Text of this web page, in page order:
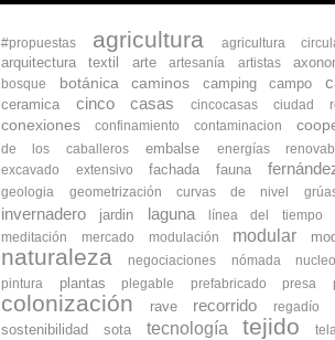
#propuestas agricultura agricultura
arquitectura textil arte artesanía artistas
bosque botánica caminos camping campo
ceramica cinco casas cincocasas ciudad
conexiones confinamiento contaminacion
de los caballeros
embalse energías
excavado extensivo fachada fauna
geologia geometrización curvas de nivel
invernadero jardin laguna línea del tiempo
meditación mercado modulación modular
naturaleza negociaciones nómada
pintura plantas plegable prefabricado presa
colonización
rave recorrido regadío
sostenibilidad sota tecnología tejido